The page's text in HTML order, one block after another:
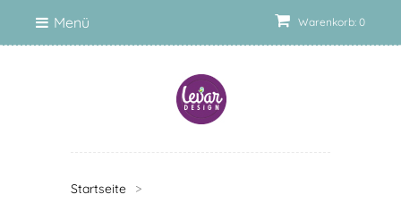
Warenkorb: 0
Menü
Startseite >